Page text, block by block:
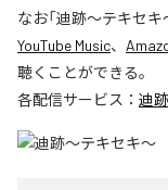
なお「迪跡〜テキセキ
YouTube Music、
聴くことができる。
各配信サービス： 迪